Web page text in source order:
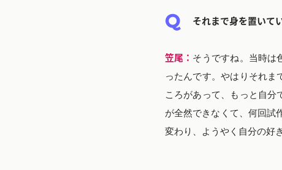
それまで身を置いて
笠尾： そうですね。当時は
ったんです。やはりそれま
ころがあって、もっと自分
が全然できなくて、何回試
変わり、ようやく自分の好